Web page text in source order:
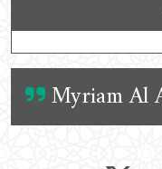
Myriam Al